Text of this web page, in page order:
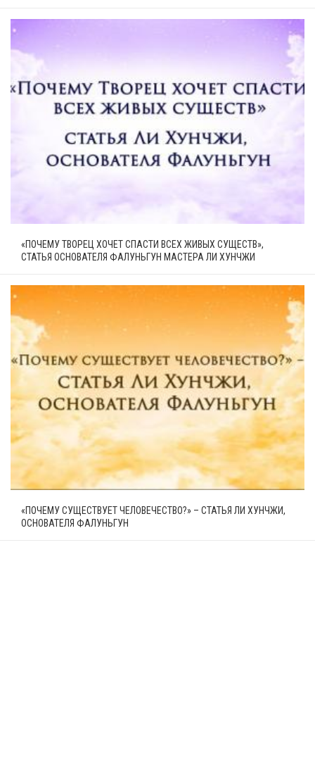
«ПОЧЕМУ ТВОРЕЦ ХОЧЕТ СПАСТИ ВСЕХ ЖИВЫХ СУЩЕСТВ»,
СТАТЬЯ ОСНОВАТЕЛЯ ФАЛУНЬГУН МАСТЕРА ЛИ ХУНЧЖИ
«ПОЧЕМУ СУЩЕСТВУЕТ ЧЕЛОВЕЧЕСТВО?» – СТАТЬЯ ЛИ ХУНЧЖИ,
ОСНОВАТЕЛЯ ФАЛУНЬГУН